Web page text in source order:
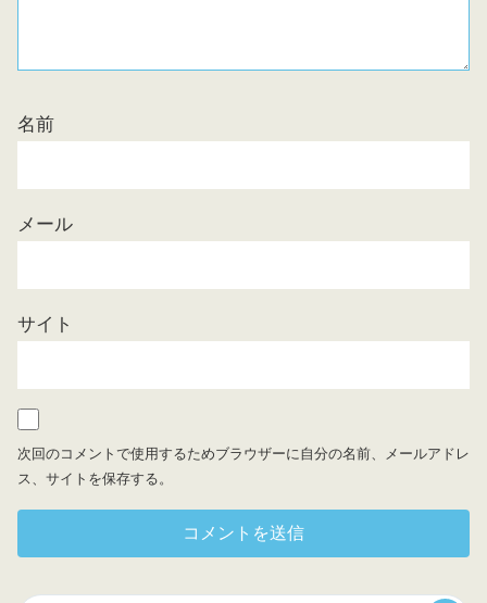
名前
メール
サイト
次回のコメントで使用するためブラウザーに自分の名前、メールアドレ
ス、サイトを保存する。